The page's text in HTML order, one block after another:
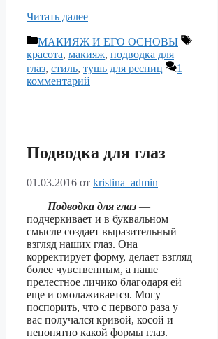
Читать далее
Рубрики
МАКИЯЖ И ЕГО ОСНОВЫ
Метки
красота, макияж, подводка для
глаз, стиль, тушь для ресниц
1
комментарий
Подводка для глаз
01.03.2016 от kristina_admin
Подводка для глаз —
подчеркивает и в буквальном
смысле создает выразительный
взгляд наших глаз. Она
корректирует форму, делает взгляд
более чувственным, а наше
прелестное личико благодаря ей
еще и омолаживается. Могу
поспорить, что с первого раза у
вас получался кривой, косой и
непонятно какой формы глаз.